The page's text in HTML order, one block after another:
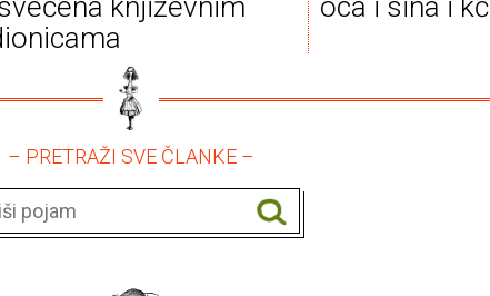
– PRETRAŽI SVE ČLANKE –